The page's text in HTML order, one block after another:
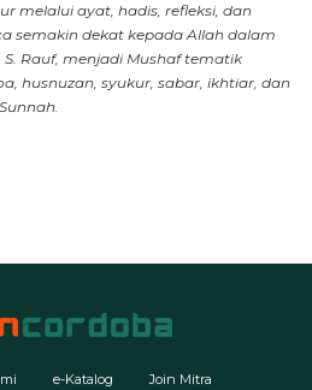
melalui ayat, hadis, refleksi, dan
semakin dekat kepada Allah dalam
Rauf, menjadi Mushaf tematik
husnuzan, syukur, sabar, ikhtiar, dan
e-Katalog Join Mitra